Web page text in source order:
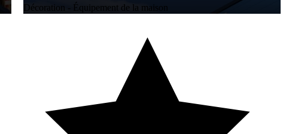
Décoration - Équipement de la maison